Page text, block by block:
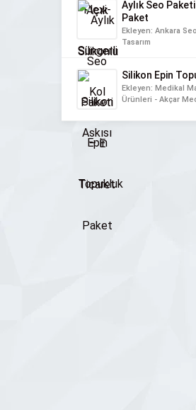
Aylık Seo
Paket
Ekleyen: Ankara
Tasarım
Silikon Epin
Ekleyen: Medikal
Ürünleri - Akçar